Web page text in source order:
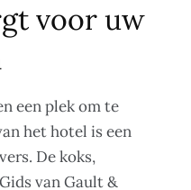
voor uw
een plek om te
het hotel is een
De koks,
van Gault &